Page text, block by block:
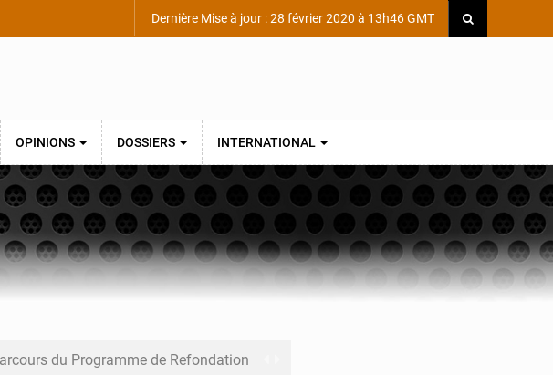
Dernière Mise à jour : 28 février 2020 à 13h46 GMT
OPINIONS DOSSIERS INTERNATIONAL
du Programme de Refondation